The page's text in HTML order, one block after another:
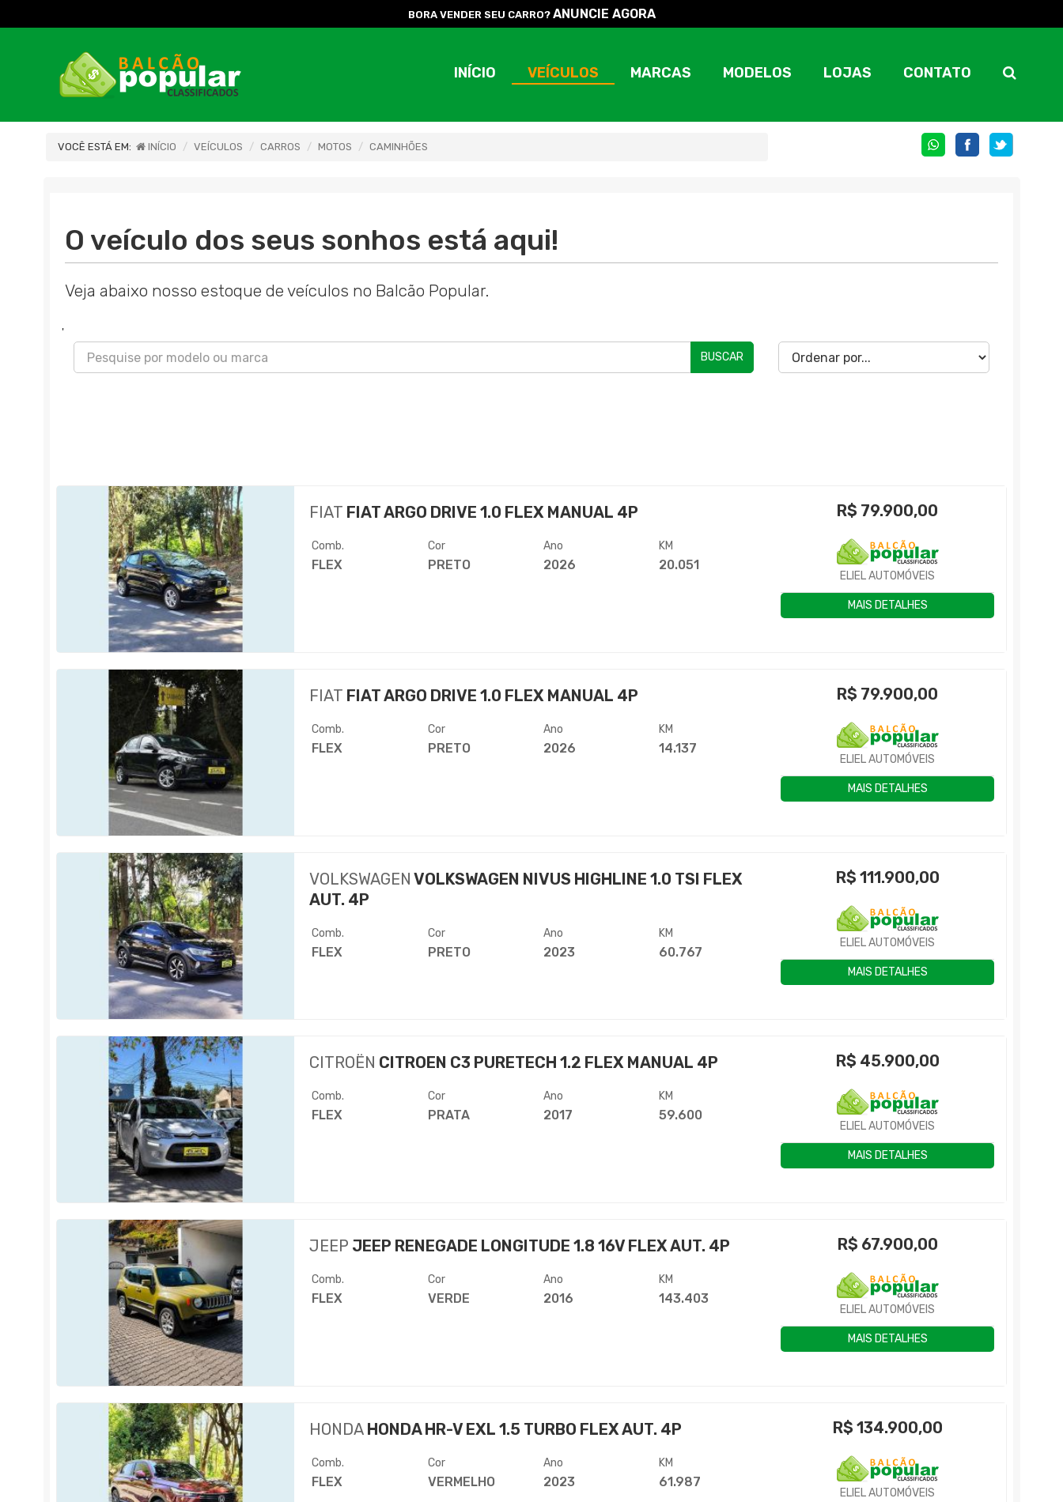
BORA VENDER SEU CARRO? ANUNCIE AGORA
INÍCIO VEÍCULOS MARCAS MODELOS LOJAS CONTATO
VOCÊ ESTÁ EM: INÍCIO VEÍCULOS CARROS MOTOS CAMINHÕES
O veículo dos seus sonhos está aqui!
Veja abaixo nosso estoque de veículos no Balcão Popular.
'
BUSCAR
FIAT FIAT ARGO DRIVE 1.0 FLEX MANUAL 4P
Comb.
FLEX
Cor
PRETO
Ano
2026
KM
20.051
R$ 79.900,00
ELIEL AUTOMÓVEIS
MAIS DETALHES
FIAT FIAT ARGO DRIVE 1.0 FLEX MANUAL 4P
Comb.
FLEX
Cor
PRETO
Ano
2026
KM
14.137
R$ 79.900,00
ELIEL AUTOMÓVEIS
MAIS DETALHES
VOLKSWAGEN VOLKSWAGEN NIVUS HIGHLINE 1.0 TSI FLEX
AUT. 4P
Comb.
FLEX
Cor
PRETO
Ano
2023
KM
60.767
R$ 111.900,00
ELIEL AUTOMÓVEIS
MAIS DETALHES
CITROËN CITROEN C3 PURETECH 1.2 FLEX MANUAL 4P
Comb.
FLEX
Cor
PRATA
Ano
2017
KM
59.600
R$ 45.900,00
ELIEL AUTOMÓVEIS
MAIS DETALHES
JEEP JEEP RENEGADE LONGITUDE 1.8 16V FLEX AUT. 4P
Comb.
FLEX
Cor
VERDE
Ano
2016
KM
143.403
R$ 67.900,00
ELIEL AUTOMÓVEIS
MAIS DETALHES
HONDAHONDA HR-V EXL 1.5 TURBO FLEX AUT. 4P
Comb.
FLEX
Cor
VERMELHO
Ano
2023
KM
61.987
R$ 134.900,00
ELIEL AUTOMÓVEIS